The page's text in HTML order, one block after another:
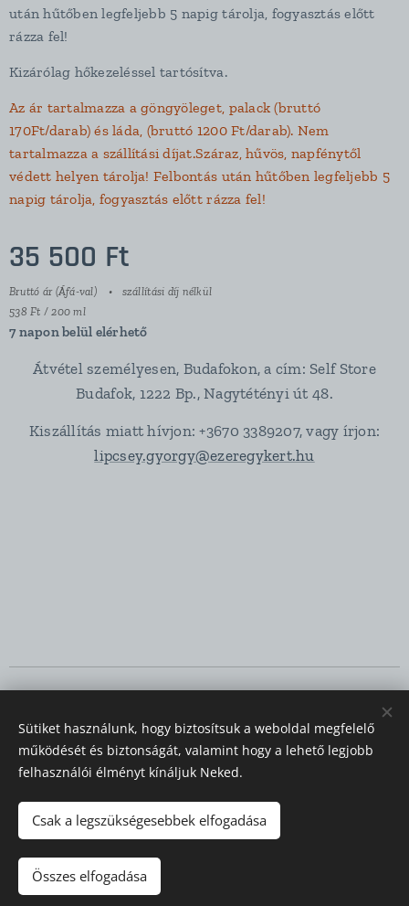
után hűtőben legfeljebb 5 napig tárolja, fogyasztás előtt
rázza fel!
Kizárólag hőkezeléssel tartósítva.
Az ár tartalmazza a göngyöleget, palack (bruttó
170Ft/darab) és láda, (bruttó 1200 Ft/darab). Nem
tartalmazza a szállítási díjat.Száraz, hűvös, napfénytől
védett helyen tárolja! Felbontás után hűtőben legfeljebb 5
napig tárolja, fogyasztás előtt rázza fel!
35 500 Ft
Bruttó ár (Áfá-val)
szállítási díj nélkül
538 Ft / 200 ml
7 napon belül elérhető
Átvétel személyesen, Budafokon, a cím: Self Store
Budafok, 1222 Bp., Nagytétényi út 48.
Kiszállítás miatt hívjon: +3670 3389207, vagy írjon:
lipcsey.gyorgy@ezeregykert.hu
Sütik
Nyelvek
Sütiket használunk, hogy biztosítsuk a weboldal megfelelő
működését és biztonságát, valamint hogy a lehető legjobb
felhasználói élményt kínáljuk Neked.
Csak a legszükségesebbek elfogadása
Összes elfogadása